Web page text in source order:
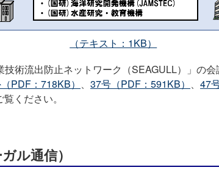
（テキスト：1KB）
技術流出防止ネットワーク（SEAGULL）」の
PDF：718KB） 37号（PDF：591KB） 47
ください。
ル通信）